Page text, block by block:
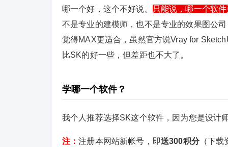
哪一个好，这个不好说。
只能说，哪一个软
不是专业的建模师，也不是专业的效果图公
觉得MAX更适合，虽然官方说Vray for
比SK的好一些，但差距也不大了。
学哪一个软件？
我个人推荐选择SK这个软件，因为您是设计
注：注册本网站新帐号，即送300积分（下载